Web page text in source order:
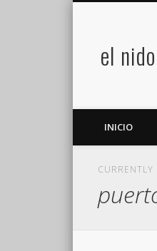
el
LinkedIn
INICIO
CURRENTLY